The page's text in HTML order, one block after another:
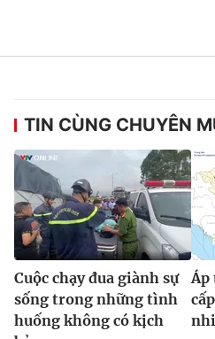
TIN CÙNG CHUYÊN
Cuộc chạy đua giành sự
sống trong những tình
huống không có kịch
Áp